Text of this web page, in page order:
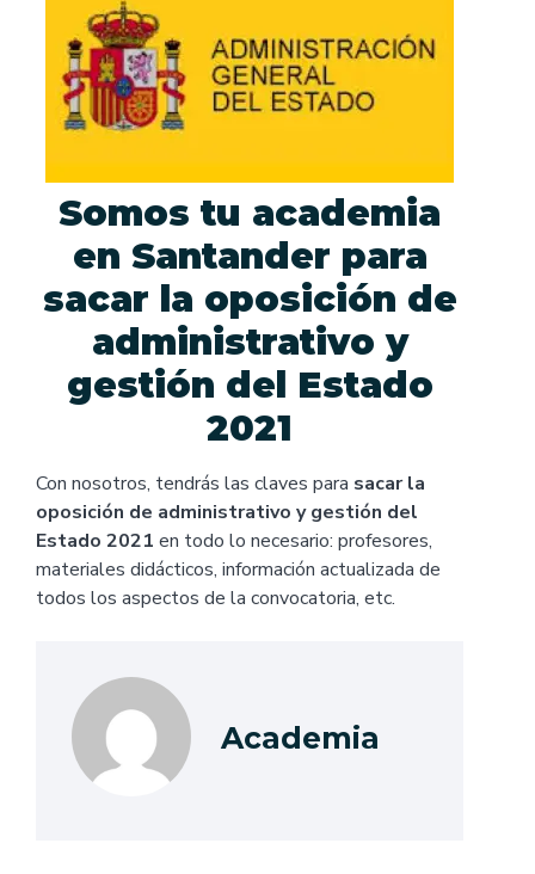
Somos tu academia
en Santander para
sacar la oposición de
administrativo y
gestión del Estado
2021
Con nosotros, tendrás las claves para sacar la
oposición de administrativo y gestión del
Estado 2021 en todo lo necesario: profesores,
materiales didácticos, información actualizada de
todos los aspectos de la convocatoria, etc.
Academia